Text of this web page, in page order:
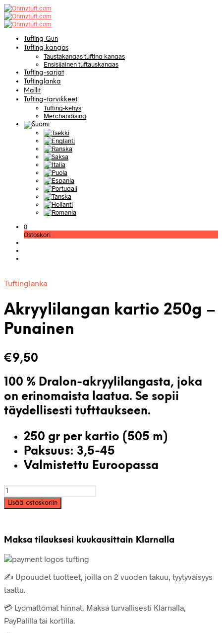
Tufting Gun
Tufting kangas
Taustakangas tufting kangas
Ensisijainen tuftauskangas
Tufting-sarjat
Tuftinglanka
Mallit
Tufting-tarvikkeet
Tufting-kehys
Merchandising
0
Ostoskori
Tuftinglanka
Akryylilangan kartio 250g –
Punainen
€9,50
100 % Dralon-akryylilangasta, joka
on erinomaista laatua. Se sopii
täydellisesti tufttaukseen.
250 gr per kartio (505 m)
Paksuus: 3,5-45
Valmistettu Euroopassa
Akryylilangan
kartio
250g
määrä
Lisää ostoskoriin
Maksa tilauksesi kuukausittain Klarnalla
✍️ Upouudet tuotteet, joilla on 2 vuoden takuu, tyytyväisyys
taattu.
💳 Lyömättömät hinnat. Maksa turvallisesti Klarnalla,
PayPalilla tai kortilla.